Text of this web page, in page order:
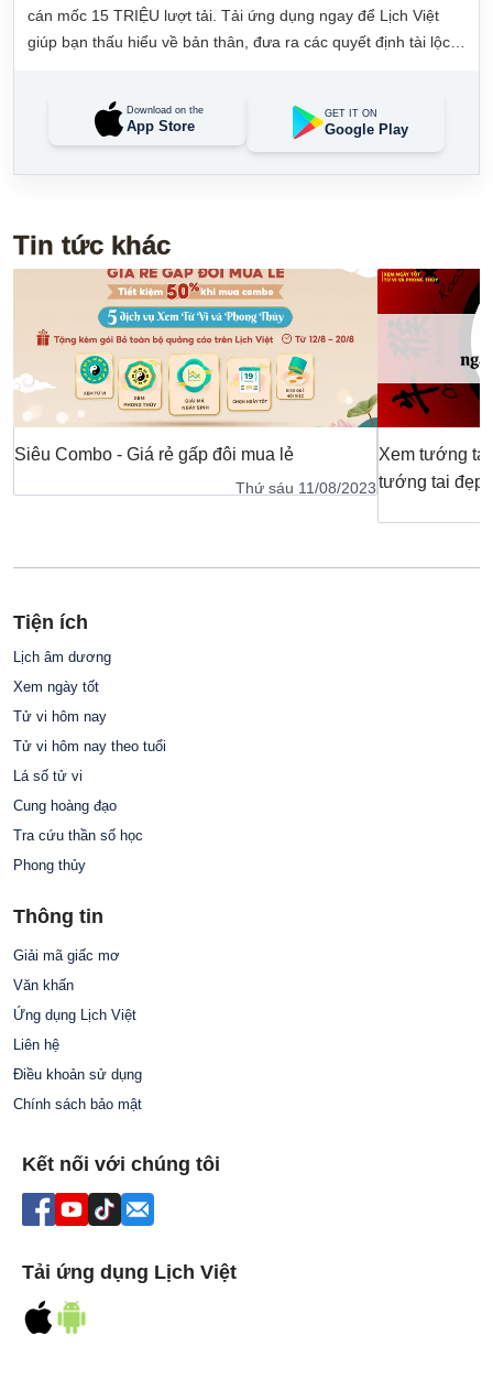
cán mốc 15 TRIỆU lượt tải. Tải ứng dụng ngay để Lịch Việt
giúp bạn thấu hiểu về bản thân, đưa ra các quyết định tài lộc,
Download on the
App Store
GET IT ON
Google Play
Tin tức khác
Siêu Combo - Giá rẻ gấp đôi mua lẻ
Thứ sáu 11/08/2023
Xem tướng
tướng tai đẹp
Tiện ích
Lịch âm dương
Xem ngày tốt
Tử vi hôm nay
Tử vi hôm nay theo tuổi
Lá số tử vi
Cung hoàng đạo
Tra cứu thần số học
Phong thủy
Thông tin
Giải mã giấc mơ
Văn khấn
Ứng dụng Lịch Việt
Liên hệ
Điều khoản sử dụng
Chính sách bảo mật
Kết nối với chúng tôi
Tải ứng dụng Lịch Việt